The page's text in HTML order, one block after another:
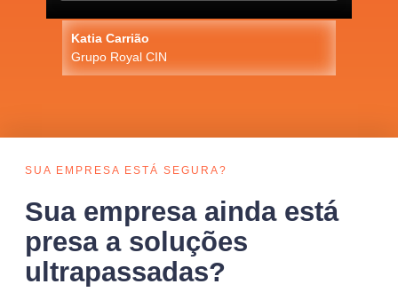
SUA EMPRESA ESTÁ SEGURA?
Sua empresa ainda está
presa a soluções
ultrapassadas?
Katia Carrião
Grupo Royal CIN